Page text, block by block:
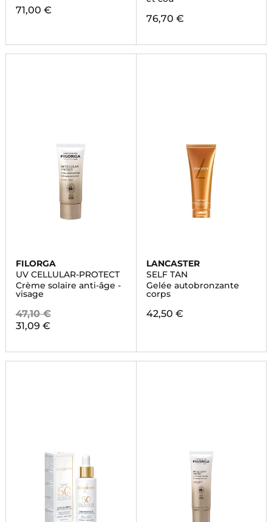
71,00 €
76,70 €
FILORGA
UV CELLULAR-PROTECT
Crème solaire anti-âge -
visage
47,10 €
31,09 €
LANCASTER
SELF TAN
Gelée autobronzante
corps
42,50 €